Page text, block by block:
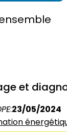
et
:23/05/2024